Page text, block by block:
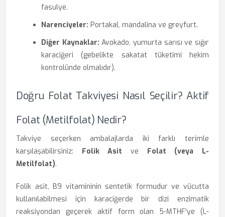
fasulye.
Narenciyeler: Portakal, mandalina ve greyfurt.
Diğer Kaynaklar: Avokado, yumurta sarısı ve sığır
karaciğeri (gebelikte sakatat tüketimi hekim
kontrolünde olmalıdır).
Doğru Folat Takviyesi Nasıl Seçilir? Aktif
Folat (Metilfolat) Nedir?
Takviye seçerken ambalajlarda iki farklı terimle
karşılaşabilirsiniz: Folik Asit ve Folat (veya L-
Metilfolat).
Folik asit, B9 vitamininin sentetik formudur ve vücutta
kullanılabilmesi için karaciğerde bir dizi enzimatik
reaksiyondan geçerek aktif form olan 5-MTHF'ye (L-